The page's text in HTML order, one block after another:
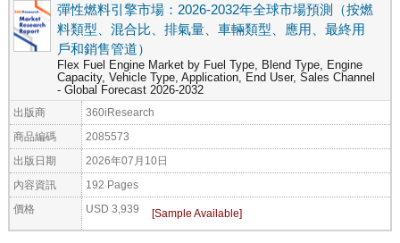
彈性燃料引擎市場：2026-2032年全球市場預測（按燃
料類型、混合比、排氣量、車輛類型、應用、最終用
戶和銷售管道）
Flex Fuel Engine Market by Fuel Type, Blend Type, Engine
Capacity, Vehicle Type, Application, End User, Sales Channel
- Global Forecast 2026-2032
出版商 360iResearch
商品編碼 2085573
出版日期 2026年07月10日
內容資訊 192 Pages
價格 USD 3,939